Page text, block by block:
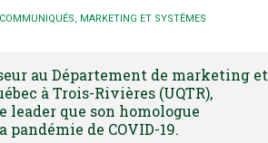
COMMUNIQUÉS, MARKETING ET SYSTÈMES
au Département de marketing et
à Trois-Rivières (UQTR),
leader que son homologue
de COVID-19.